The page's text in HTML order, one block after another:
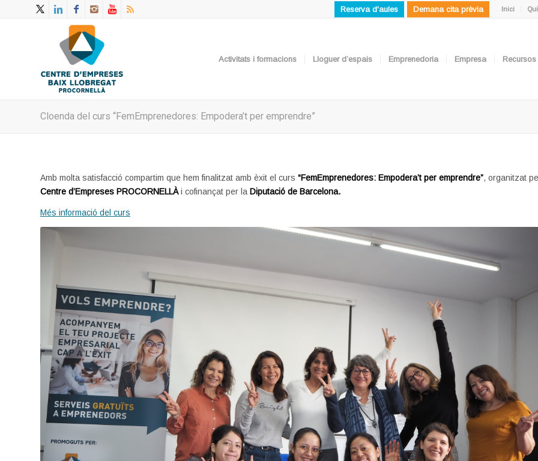
Inici
Reserva d'aules Demana cita prèvia
Activitats i formacions Lloguer d’espais Emprenedoria Empresa Recursos
Cloenda del curs “FemEmprenedores: Empodera’t per emprendre”
Amb molta satisfacció compartim que hem finalitzat amb èxit el curs “FemEmprenedores: Empodera’t per emprendre”, organitzat
Centre d’Empreses PROCORNELLÀi cofinançat per la Diputació de Barcelona.
Més informació del curs